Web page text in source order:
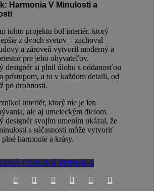
Harmonia V Minulosti a
tohto projektu bol interiér, ktorý
z dvoch svetov – zachoval
a zároveň vytvoril moderný a
pre jeho obyvateľov.
designér si plnil úlohu s oddanosťou
prístupom, a to v každom detaili, od
po drobnosti.
interiér, ktorý nie je len
ale aj umeleckým dielom.
designér svojím umením ukázal, že
a súčasnosti môže vytvoriť
harmonie a krásy.
CENOVÁ PONUKA